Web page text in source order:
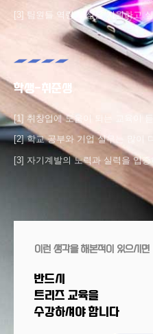
[3] 팀원들 역량 향상을 지원하고
학생-취준생
[1] 취창업에 도움이 되는 교육이
[2] 학교 공부와 기업 실무는 많이
[3] 자기계발의 노력과 실력을 입
이런 생각을 해본적이 있으시면
반드시
트리즈 교육을
수강하셔야 합니다